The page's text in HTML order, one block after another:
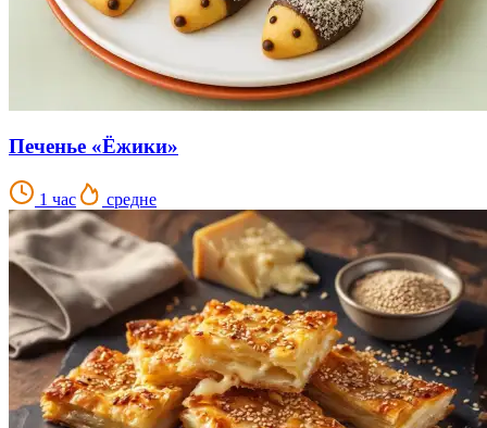
Печенье «Ёжики»
1 час средне